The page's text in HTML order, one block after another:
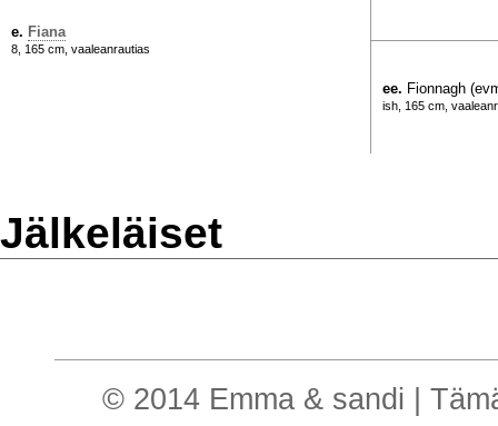
e. Fiana
8, 165 cm, vaaleanrautias
ee. Fionnagh
ish, 165 cm,
Jälkeläiset
© 2014 Emma & sandi |